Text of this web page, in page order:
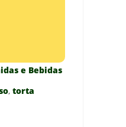
e Bebidas
, torta